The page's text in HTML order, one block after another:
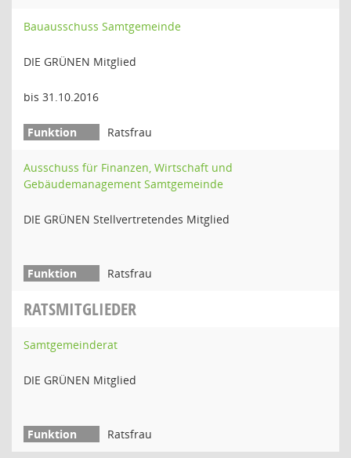
Bauausschuss Samtgemeinde
DIE GRÜNEN Mitglied
bis 31.10.2016
Ratsfrau
Ausschuss für Finanzen, Wirtschaft und
Gebäudemanagement Samtgemeinde
DIE GRÜNEN Stellvertretendes Mitglied
Ratsfrau
RATSMITGLIEDER
Samtgemeinderat
DIE GRÜNEN Mitglied
Ratsfrau